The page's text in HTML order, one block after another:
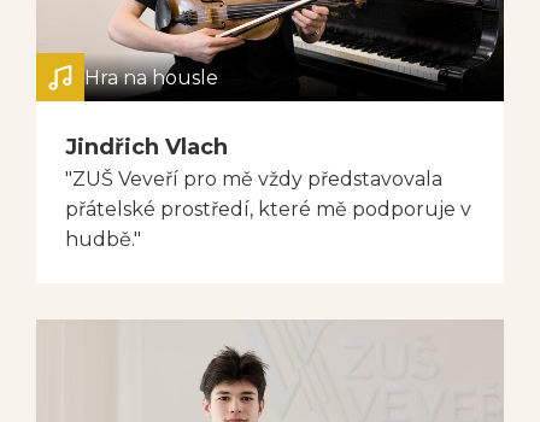
Hra na housle
Jindřich Vlach
"ZUŠ Veveří pro mě vždy představovala
přátelské prostředí, které mě podporuje v
hudbě."